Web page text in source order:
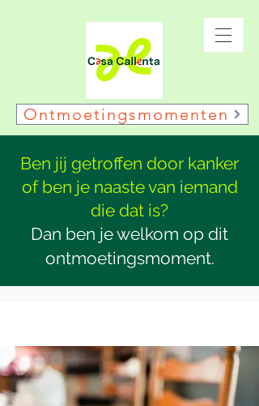
Ontmoetingsmomenten
Ben jij getroffen door kanker
of ben je naaste van iemand
die dat is?
Dan ben je welkom op dit
ontmoetingsmoment.